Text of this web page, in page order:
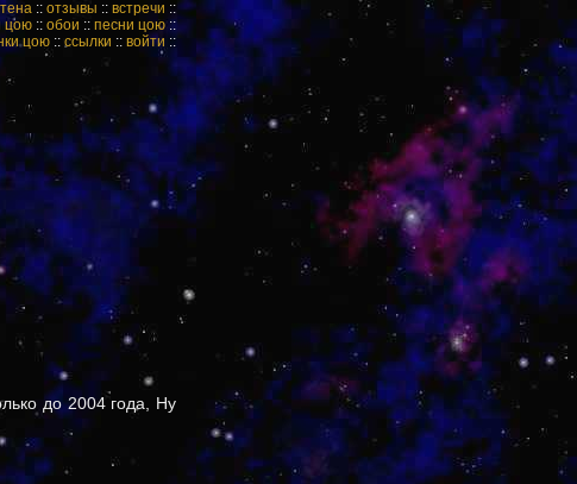
:: отзывы :: встречи ::
цою :: обои :: песни цою::
цою :: ссылки :: войти ::
до 2004 года, Ну